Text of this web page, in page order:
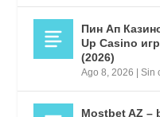
Пин Ап
Up Casino
(2026)
Ago 8, 2026 |Sin
Mostbet AZ –